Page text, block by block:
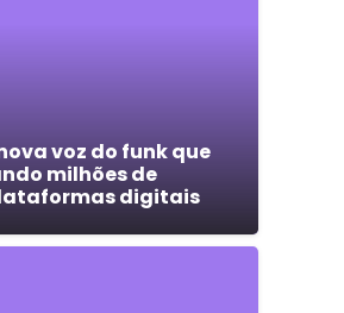
voz do funk que
milhões de
digitais